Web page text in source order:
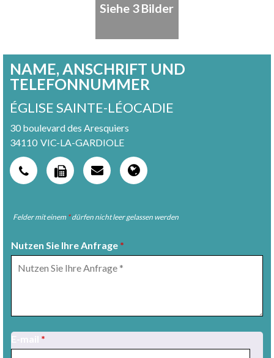
Siehe 3 Bilder
1/3
NAME, ANSCHRIFT UND
TELEFONNUMMER
ÉGLISE SAINTE-LÉOCADIE
30 boulevard des Aresquiers
34110 VIC-LA-GARDIOLE
Felder mit einem *dürfen nicht leer gelassen werden
Nutzen Sie Ihre Anfrage *
*